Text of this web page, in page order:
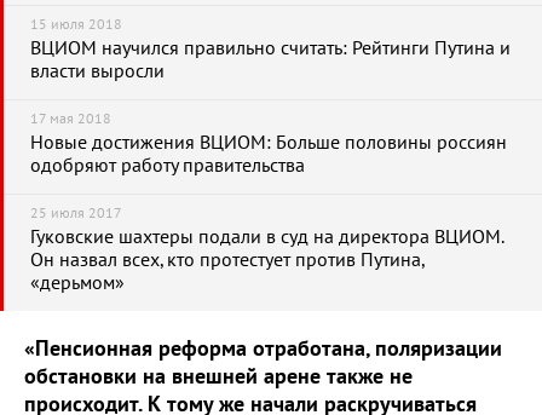
15 июля 2018
ВЦИОМ научился правильно считать: Рейтинги Путина и
власти выросли
17 мая 2018
Новые достижения ВЦИОМ: Больше половины россиян
одобряют работу правительства
25 июля 2017
Гуковские шахтеры подали в суд на директора ВЦИОМ.
Он назвал всех, кто протестует против Путина,
«дерьмом»
«Пенсионная реформа отработана, поляризации
обстановки на внешней арене также не
происходит. К тому же начали раскручиваться